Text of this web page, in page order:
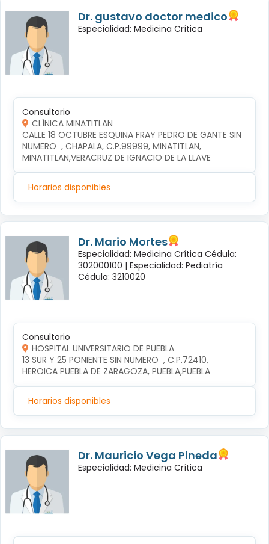
Dr. gustavo doctor medico
Especialidad: Medicina Crítica
Consultorio
CLÍNICA MINATITLAN
CALLE 18 OCTUBRE ESQUINA FRAY PEDRO DE GANTE SIN
NUMERO  , CHAPALA, C.P.99999, MINATITLAN,
MINATITLAN,VERACRUZ DE IGNACIO DE LA LLAVE
Horarios disponibles
Dr. Mario Mortes
Especialidad: Medicina Crítica Cédula:
302000100 | Especialidad: Pediatría
Cédula: 3210020
Consultorio
HOSPITAL UNIVERSITARIO DE PUEBLA
13 SUR Y 25 PONIENTE SIN NUMERO  , C.P.72410,
HEROICA PUEBLA DE ZARAGOZA, PUEBLA,PUEBLA
Horarios disponibles
Dr. Mauricio Vega Pineda
Especialidad: Medicina Crítica